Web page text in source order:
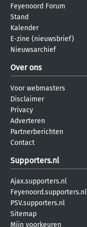
Feyenoord Forum
Stand
Kalender
E-zine (nieuwsbrief)
Nieuwsarchief
Over ons
Voor webmasters
Disclaimer
Privacy
Adverteren
Partnerberichten
Contact
Supporters.nl
Ajax.supporters.nl
Feyenoord.supporters.nl
PSV.supporters.nl
Sitemap
Mijn voorkeuren